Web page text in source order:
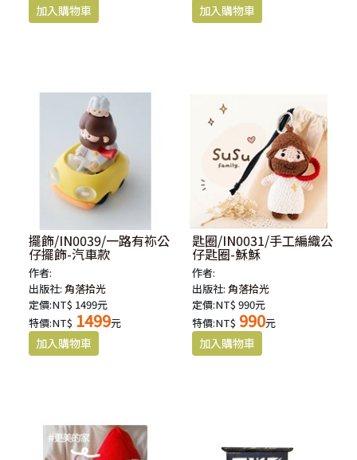
擺飾/IN0039/一路有袮公
仔擺飾-汽車款
作者:
出版社: 角落拾光
定價:NT$ 1499元
特價:NT$ 1499元
匙圈/IN0031/手工編織公
仔匙圈-穌穌
作者:
出版社: 角落拾光
定價:NT$ 990元
特價:NT$ 990元